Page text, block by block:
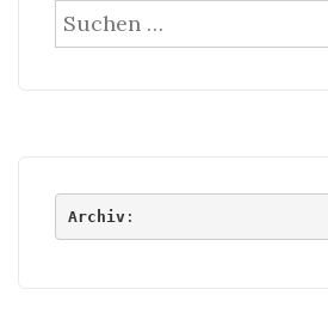
Suchen
nach:
Archiv: